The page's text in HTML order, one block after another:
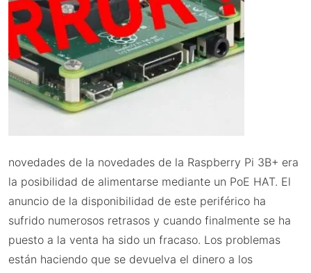
novedades de la novedades de la Raspberry Pi 3B+ era
la posibilidad de alimentarse mediante un PoE HAT. El
anuncio de la disponibilidad de este periférico ha
sufrido numerosos retrasos y cuando finalmente se ha
puesto a la venta ha sido un fracaso. Los problemas
están haciendo que se devuelva el dinero a los